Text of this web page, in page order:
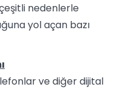
nedenlerle
yol açan bazı
ve diğer dijital